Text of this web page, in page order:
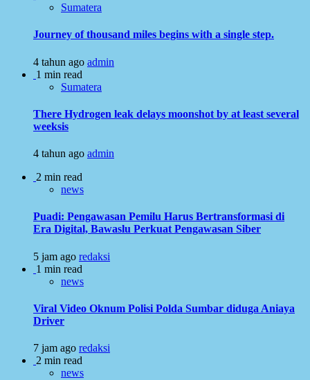
Sumatera
Journey of thousand miles begins with a single step.
4 tahun ago admin
1 min read
Sumatera
There Hydrogen leak delays moonshot by at least several
weeksis
4 tahun ago admin
2 min read
news
Puadi: Pengawasan Pemilu Harus Bertransformasi di
Era Digital, Bawaslu Perkuat Pengawasan Siber
5 jam ago redaksi
1 min read
news
Viral Video Oknum Polisi Polda Sumbar diduga Aniaya
Driver
7 jam ago redaksi
2 min read
news